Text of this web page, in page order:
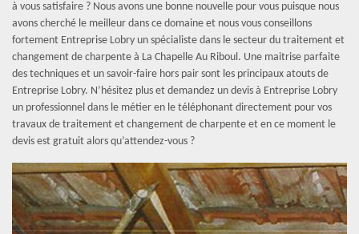
à vous satisfaire ? Nous avons une bonne nouvelle pour vous puisque nous
avons cherché le meilleur dans ce domaine et nous vous conseillons
fortement Entreprise Lobry un spécialiste dans le secteur du traitement et
changement de charpente à La Chapelle Au Riboul. Une maitrise parfaite
des techniques et un savoir-faire hors pair sont les principaux atouts de
Entreprise Lobry. N’hésitez plus et demandez un devis à Entreprise Lobry
un professionnel dans le métier en le téléphonant directement pour vos
travaux de traitement et changement de charpente et en ce moment le
devis est gratuit alors qu’attendez-vous ?